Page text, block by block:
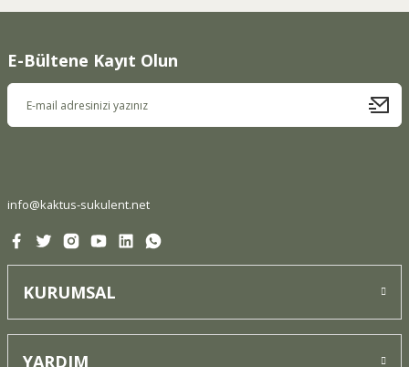
Ürün fiyatı diğer sitelerden daha pahalı.
E-Bültene Kayıt Olun
info@kaktus-sukulent.net
KURUMSAL
YARDIM